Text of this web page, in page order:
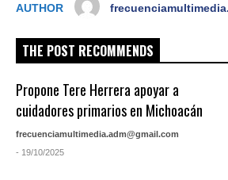
AUTHOR
THE POST RECOMMENDS
Propone Tere Herrera apoyar a
cuidadores primarios en Michoacán
frecuenciamultimedia.adm@gmail.com
- 19/10/2025